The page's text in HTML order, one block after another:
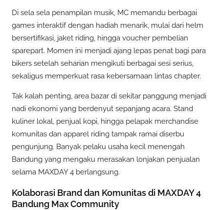
Di sela sela penampilan musik, MC memandu berbagai
games interaktif dengan hadiah menarik, mulai dari helm
bersertifikasi, jaket riding, hingga voucher pembelian
sparepart. Momen ini menjadi ajang lepas penat bagi para
bikers setelah seharian mengikuti berbagai sesi serius,
sekaligus memperkuat rasa kebersamaan lintas chapter.
Tak kalah penting, area bazar di sekitar panggung menjadi
nadi ekonomi yang berdenyut sepanjang acara. Stand
kuliner lokal, penjual kopi, hingga pelapak merchandise
komunitas dan apparel riding tampak ramai diserbu
pengunjung. Banyak pelaku usaha kecil menengah
Bandung yang mengaku merasakan lonjakan penjualan
selama MAXDAY 4 berlangsung.
Kolaborasi Brand dan Komunitas di MAXDAY 4
Bandung Max Community